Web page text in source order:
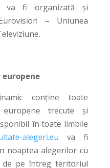
va fi organizată și
– Uniunea
conține toate
europene trecute și
în toate limbile
alegeri.eu va fi
noaptea alegerilor cu
de pe întreg teritoriul